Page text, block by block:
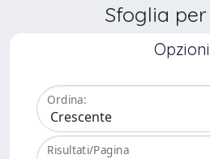
Sfoglia
Opzioni
Ordina:
Risultati/Pagina